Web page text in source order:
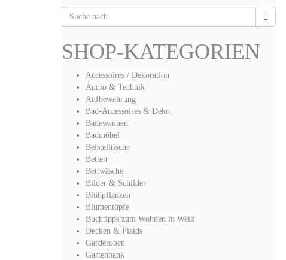
SHOP-KATEGORIEN
Accessoires / Dekoration
Audio & Technik
Aufbewahrung
Bad-Accessoires & Deko
Badewannen
Badmöbel
Beistelltische
Betten
Bettwäsche
Bilder & Schilder
Blühpflanzen
Blumentöpfe
Buchtipps zum Wohnen in Weiß
Decken & Plaids
Garderoben
Gartenbank